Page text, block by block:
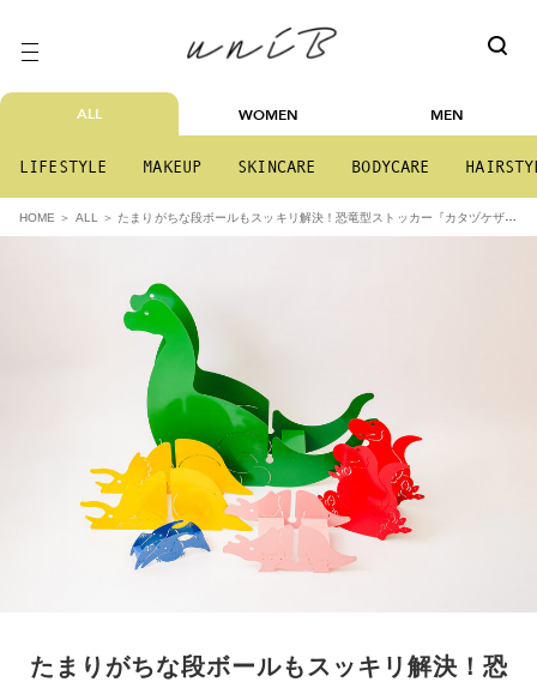
ALL WOMEN MEN
LIFESTYLE MAKEUP SKINCARE BODYCARE
HOME ALL
たまりがちな段ボールもスッキリ解決！恐竜型ストッカー『カタヅケザウ
たまりがちな段ボールもスッキリ解決！恐